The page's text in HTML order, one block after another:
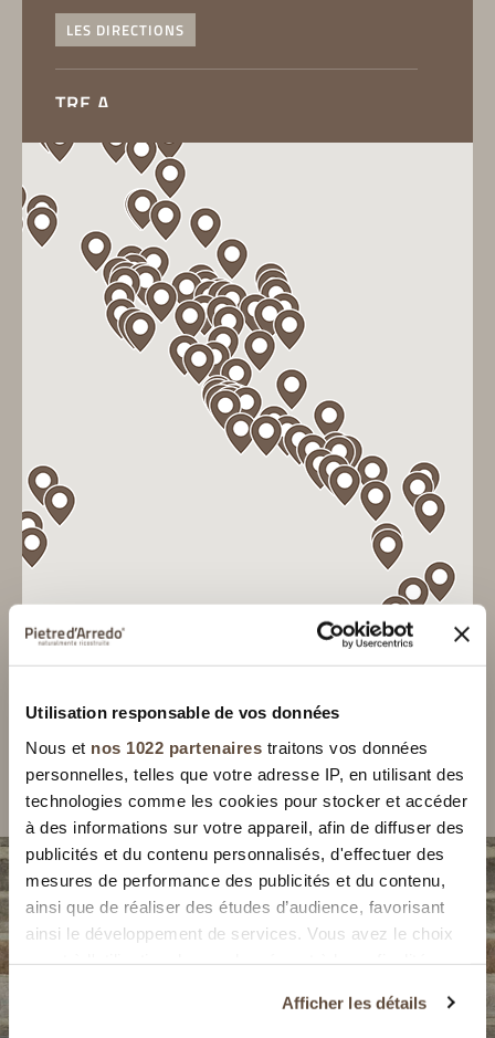
Utilisation responsable de vos données
Nous et nos 1022 partenaires traitons vos données
personnelles, telles que votre adresse IP, en utilisant des
technologies comme les cookies pour stocker et accéder
à des informations sur votre appareil, afin de diffuser des
publicités et du contenu personnalisés, d'effectuer des
mesures de performance des publicités et du contenu,
ainsi que de réaliser des études d’audience, favorisant
ainsi le développement de services. Vous avez le choix
tout moment en consultant la Déclaration relative aux
Afficher les détails
LES DIRECTIONS
TRE A
(FI)
LES DIRECTIONS
BIGMAT FOCARDI E CERBAI EDILIZIA
S.R.L.
Via della Querciola, 101, 50019, Sesto Fiorentino
Via Stignanese, 19, 51019, Ponte Buggianese (PT)
MENICHINI
Via N. Sauro 123, 56038, Ponsacco (PI)
BIGMAT F.LLI GAZZARRINI
Via del Commercio Nord, 79, 56034, Casciana
Terme Lari (PI)
LES DIRECTIONS
BIGMAT MOLLICA MARINO
Vous ne trouvez